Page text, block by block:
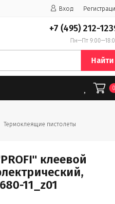
Вход
+7 (495) 212-
Пн—Пт
Найти
Термоклеящие пистолеты
клеевой
11_z01